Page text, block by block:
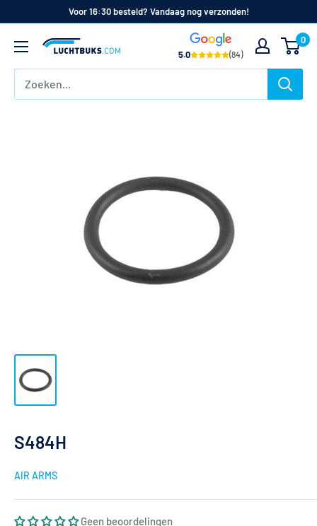
inhoud
Voor 16:30 besteld? Vandaag nog verzonden!
Luchtbuks.com
5.0 (84)
0
S484H
AIR ARMS
Geen beoordelingen